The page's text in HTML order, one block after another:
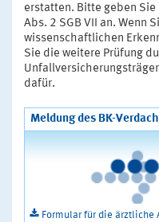
erstatten. Bitte geben
Abs. 2 SGB VII an. Wenn
wissenschaftlichen
Sie die weitere Prüfung
dafür.
Meldung des BK-
Formular für die ärztliche